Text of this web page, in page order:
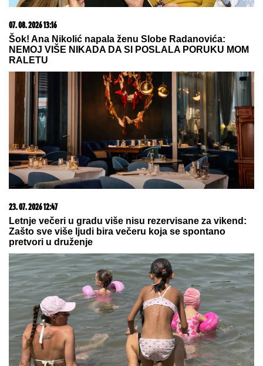
05. 08. 2026 06:45
Šta dete nasleđuje od oca, a šta od majke? Sve što
treba da znate o genetici
20. 07. 2026 08:04
REGISTRUJ SE UZ PROMO KOD CASINO Preuzmi
1500 BESPLATNIH SPINOVA